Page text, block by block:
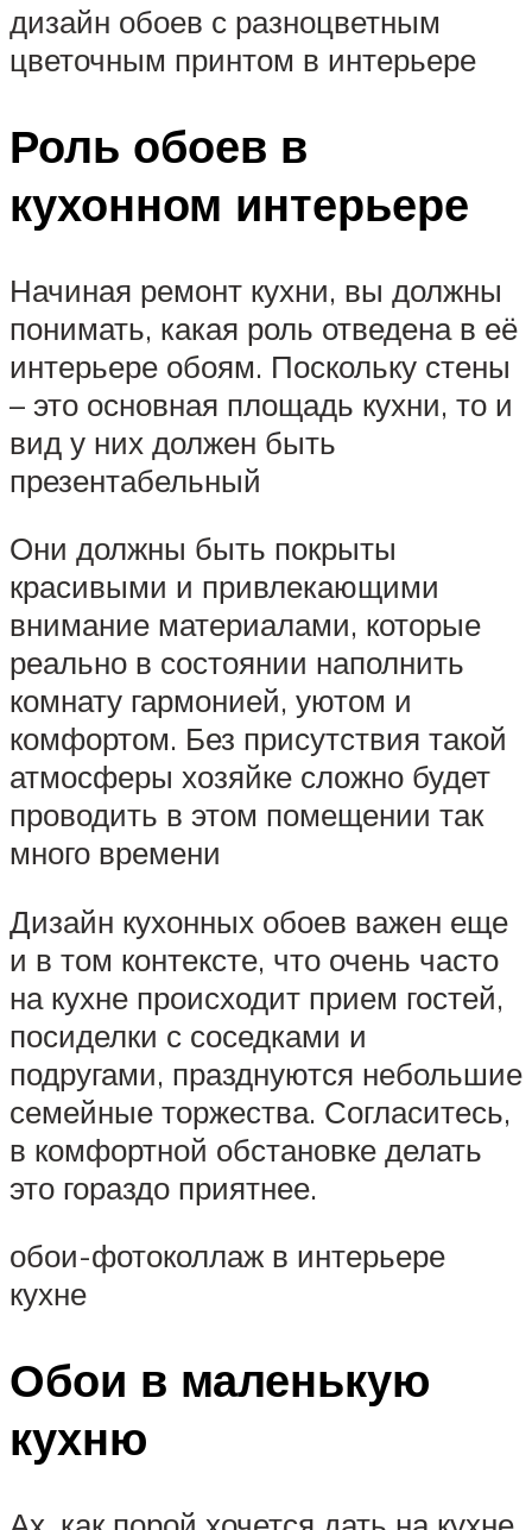
дизайн обоев с разноцветным
цветочным принтом в интерьере
Роль обоев в
кухонном интерьере
Начиная ремонт кухни, вы должны
понимать, какая роль отведена в её
интерьере обоям. Поскольку стены
– это основная площадь кухни, то и
вид у них должен быть
презентабельный
Они должны быть покрыты
красивыми и привлекающими
внимание материалами, которые
реально в состоянии наполнить
комнату гармонией, уютом и
комфортом. Без присутствия такой
атмосферы хозяйке сложно будет
проводить в этом помещении так
много времени
Дизайн кухонных обоев важен еще
и в том контексте, что очень часто
на кухне происходит прием гостей,
посиделки с соседками и
подругами, празднуются небольшие
семейные торжества. Согласитесь,
в комфортной обстановке делать
это гораздо приятнее.
обои-фотоколлаж в интерьере
кухне
Обои в маленькую
кухню